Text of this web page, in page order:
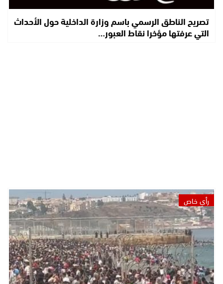
تصريح الناطق الرسمي باسم وزارة الداخلية حول الأحداث
التي عرفتها مؤخرا نقاط العبور…
رأي خاص